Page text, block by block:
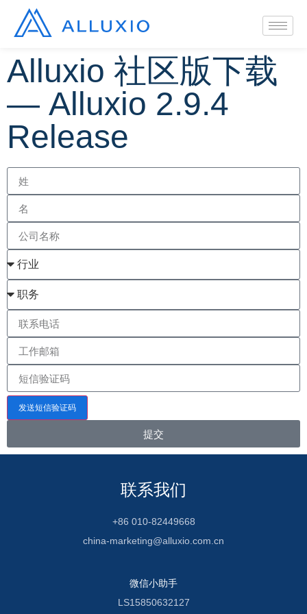
Alluxio 社区版下载
— Alluxio 2.9.4
Release
发送短信验证码
提交
联系我们
+86 010-82449668
china-marketing@alluxio.com.cn
微信小助手
LS15850632127